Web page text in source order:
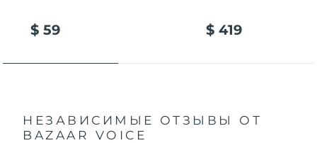
$ 59 $ 419
НЕЗАВИСИМЫЕ ОТЗЫВЫ
ОТ
BAZAAR VOICE